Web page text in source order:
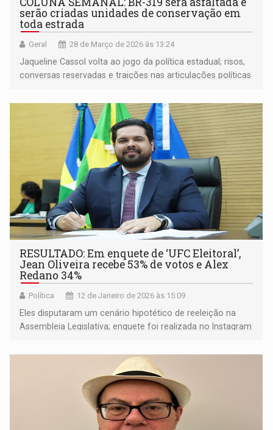
serão criadas unidades de conservação em
toda estrada
Geral 28 de Março de 2026 às 13:24
Jaqueline Cassol volta ao jogo da política estadual; risos,
conversas reservadas e traições nas articulações políticas
satélites mostrando desmatamento; e muito mais
RESULTADO: Em enquete de ‘UFC Eleitoral’,
Jean Oliveira recebe 53% de votos e Alex
Redano 34%
Política 12 de Janeiro de 2026 às 15:09
Eles disputaram um cenário hipotético de reeleição na
Assembleia Legislativa; enquete foi realizada no Instagram